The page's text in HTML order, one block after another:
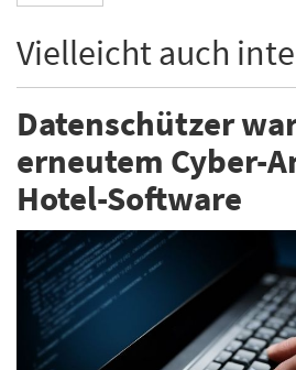
Vielleicht auch
Datenschützer
erneutem Cyber-
Hotel-Software